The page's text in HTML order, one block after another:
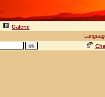
Galerie